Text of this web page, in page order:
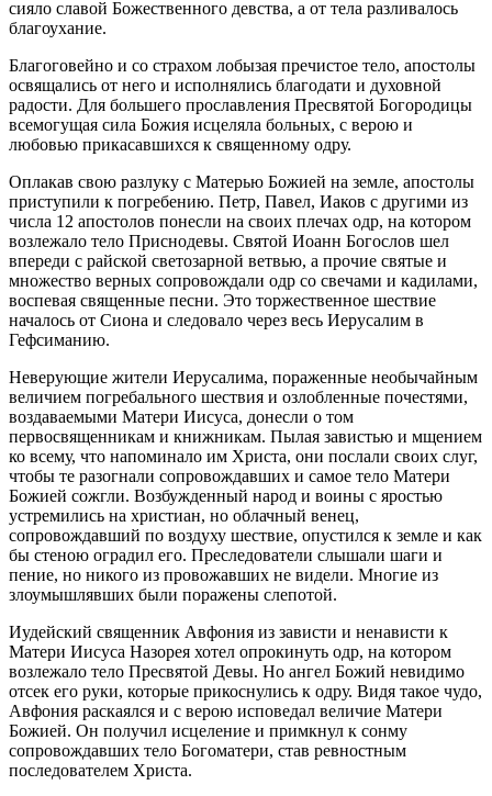
сияло славой Божественного девства, а от тела разливалось
благоухание.
Благоговейно и со страхом лобызая пречистое тело, апостолы
освящались от него и исполнялись благодати и духовной
радости. Для большего прославления Пресвятой Богородицы
всемогущая сила Божия исцеляла больных, с верою и
любовью прикасавшихся к священному одру.
Оплакав свою разлуку с Матерью Божией на земле, апостолы
приступили к погребению. Петр, Павел, Иаков с другими из
числа 12 апостолов понесли на своих плечах одр, на котором
возлежало тело Приснодевы. Святой Иоанн Богослов шел
впереди с райской светозарной ветвью, а прочие святые и
множество верных сопровождали одр со свечами и кадилами,
воспевая священные песни. Это торжественное шествие
началось от Сиона и следовало через весь Иерусалим в
Гефсиманию.
Неверующие жители Иерусалима, пораженные необычайным
величием погребального шествия и озлобленные почестями,
воздаваемыми Матери Иисуса, донесли о том
первосвященникам и книжникам. Пылая завистью и мщением
ко всему, что напоминало им Христа, они послали своих слуг,
чтобы те разогнали сопровождавших и самое тело Матери
Божией сожгли. Возбужденный народ и воины с яростью
устремились на христиан, но облачный венец,
сопровождавший по воздуху шествие, опустился к земле и как
бы стеною оградил его. Преследователи слышали шаги и
пение, но никого из провожавших не видели. Многие из
злоумышлявших были поражены слепотой.
Иудейский священник Авфония из зависти и ненависти к
Матери Иисуса Назорея хотел опрокинуть одр, на котором
возлежало тело Пресвятой Девы. Но ангел Божий невидимо
отсек его руки, которые прикоснулись к одру. Видя такое чудо,
Авфония раскаялся и с верою исповедал величие Матери
Божией. Он получил исцеление и примкнул к сонму
сопровождавших тело Богоматери, став ревностным
последователем Христа.